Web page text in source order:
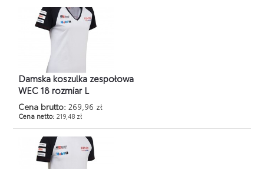
Damska koszulka zespołowa
WEC 18 rozmiar L
Cena brutto: 269,96 zł
Cena netto: 219,48 zł